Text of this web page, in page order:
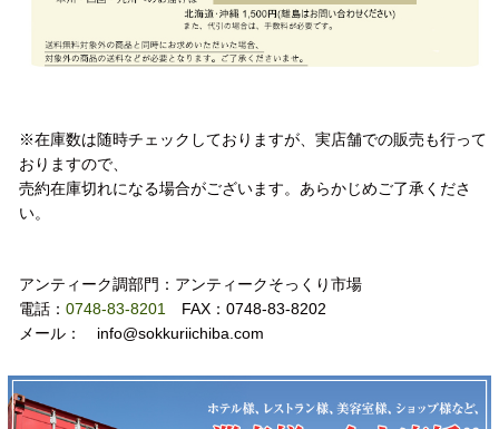
※在庫数は随時チェックしておりますが、実店舗での販売も行って
おりますので、
売約在庫切れになる場合がございます。あらかじめご了承くださ
い。
アンティーク調部門：アンティークそっくり市場
電話： 0748-83-8201
FAX：0748-83-8202
メール： info@sokkuriichiba.com